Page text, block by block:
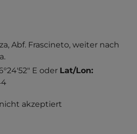
Abf. Frascineto, weiter nach
E oder Lat/Lon:
akzeptiert